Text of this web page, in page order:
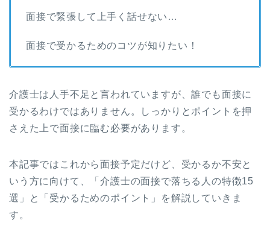
面接で緊張して上手く話せない…
面接で受かるためのコツが知りたい！
介護士は人手不足と言われていますが、誰でも面接に
受かるわけではありません。しっかりとポイントを押
さえた上で面接に臨む必要があります。
本記事ではこれから面接予定だけど、受かるか不安と
いう方に向けて、「介護士の面接で落ちる人の特徴15
選」と「受かるためのポイント」を解説していきま
す。